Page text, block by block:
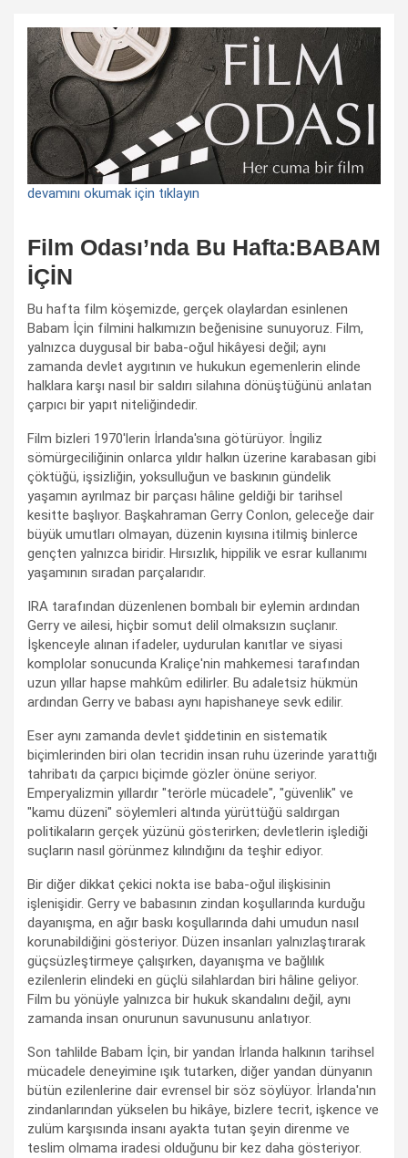
devamını okumak için tıklayın
Film Odası’nda Bu Hafta:BABAM
İÇİN
Bu hafta film köşemizde, gerçek olaylardan esinlenen
Babam İçin filmini halkımızın beğenisine sunuyoruz. Film,
yalnızca duygusal bir baba-oğul hikâyesi değil; aynı
zamanda devlet aygıtının ve hukukun egemenlerin elinde
halklara karşı nasıl bir saldırı silahına dönüştüğünü anlatan
çarpıcı bir yapıt niteliğindedir.
Film bizleri 1970'lerin İrlanda'sına götürüyor. İngiliz
sömürgeciliğinin onlarca yıldır halkın üzerine karabasan gibi
çöktüğü, işsizliğin, yoksulluğun ve baskının gündelik
yaşamın ayrılmaz bir parçası hâline geldiği bir tarihsel
kesitte başlıyor. Başkahraman Gerry Conlon, geleceğe dair
büyük umutları olmayan, düzenin kıyısına itilmiş binlerce
gençten yalnızca biridir. Hırsızlık, hippilik ve esrar kullanımı
yaşamının sıradan parçalarıdır.
IRA tarafından düzenlenen bombalı bir eylemin ardından
Gerry ve ailesi, hiçbir somut delil olmaksızın suçlanır.
İşkenceyle alınan ifadeler, uydurulan kanıtlar ve siyasi
komplolar sonucunda Kraliçe'nin mahkemesi tarafından
uzun yıllar hapse mahkûm edilirler. Bu adaletsiz hükmün
ardından Gerry ve babası aynı hapishaneye sevk edilir.
Eser aynı zamanda devlet şiddetinin en sistematik
biçimlerinden biri olan tecridin insan ruhu üzerinde yarattığı
tahribatı da çarpıcı biçimde gözler önüne seriyor.
Emperyalizmin yıllardır "terörle mücadele", "güvenlik" ve
"kamu düzeni" söylemleri altında yürüttüğü saldırgan
politikaların gerçek yüzünü gösterirken; devletlerin işlediği
suçların nasıl görünmez kılındığını da teşhir ediyor.
Bir diğer dikkat çekici nokta ise baba-oğul ilişkisinin
işlenişidir. Gerry ve babasının zindan koşullarında kurduğu
dayanışma, en ağır baskı koşullarında dahi umudun nasıl
korunabildiğini gösteriyor. Düzen insanları yalnızlaştırarak
güçsüzleştirmeye çalışırken, dayanışma ve bağlılık
ezilenlerin elindeki en güçlü silahlardan biri hâline geliyor.
Film bu yönüyle yalnızca bir hukuk skandalını değil, aynı
zamanda insan onurunun savunusunu anlatıyor.
Son tahlilde Babam İçin, bir yandan İrlanda halkının tarihsel
mücadele deneyimine ışık tutarken, diğer yandan dünyanın
bütün ezilenlerine dair evrensel bir söz söylüyor. İrlanda'nın
zindanlarından yükselen bu hikâye, bizlere tecrit, işkence ve
zulüm karşısında insanı ayakta tutan şeyin direnme ve
teslim olmama iradesi olduğunu bir kez daha gösteriyor.